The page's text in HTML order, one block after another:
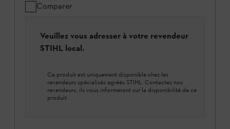
Comparer
Veuillez vous adresser à votre revendeur
STIHL local.
Ce produit est uniquement disponible chez les
revendeurs spécialisés agréés STIHL. Contactez nos
revendeurs, ils vous informeront sur la disponibilité de ce
produit.